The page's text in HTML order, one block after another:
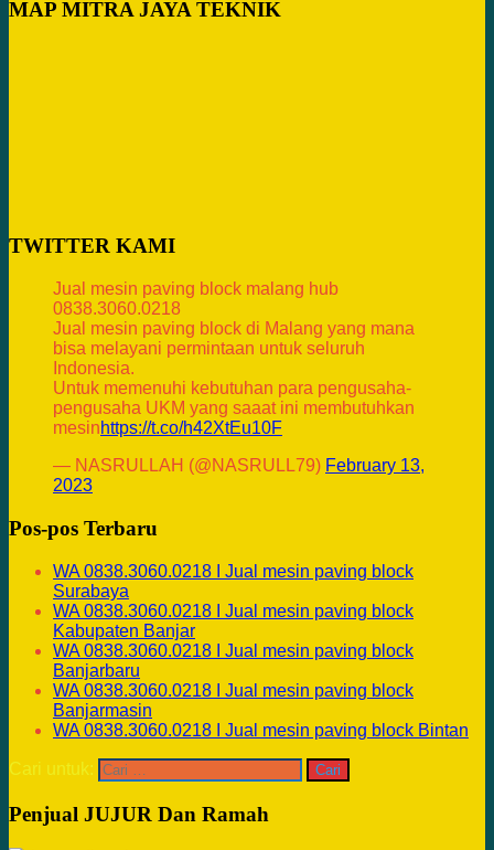
MAP MITRA JAYA TEKNIK
TWITTER KAMI
Jual mesin paving block malang hub
0838.3060.0218
Jual mesin paving block di Malang yang mana
bisa melayani permintaan untuk seluruh
Indonesia.
Untuk memenuhi kebutuhan para pengusaha-
pengusaha UKM yang saaat ini membutuhkan
mesinhttps://t.co/h42XtEu10F
— NASRULLAH (@NASRULL79) February 13,
2023
Pos-pos Terbaru
WA 0838.3060.0218 I Jual mesin paving block
Surabaya
WA 0838.3060.0218 I Jual mesin paving block
Kabupaten Banjar
WA 0838.3060.0218 I Jual mesin paving block
Banjarbaru
WA 0838.3060.0218 I Jual mesin paving block
Banjarmasin
WA 0838.3060.0218 I Jual mesin paving block Bintan
Cari untuk:
Penjual JUJUR Dan Ramah